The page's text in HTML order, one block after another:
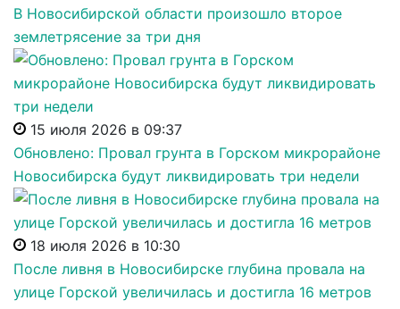
В Новосибирской области произошло второе
землетрясение за три дня
15 июля 2026 в 09:37
Обновлено: Провал грунта в Горском микрорайоне
Новосибирска будут ликвидировать три недели
18 июля 2026 в 10:30
После ливня в Новосибирске глубина провала на
улице Горской увеличилась и достигла 16 метров